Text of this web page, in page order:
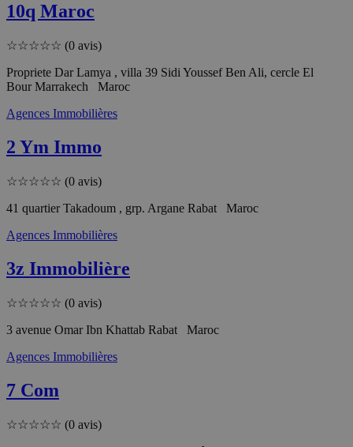
10q Maroc
☆☆☆☆☆ (0 avis)
Propriete Dar Lamya , villa 39 Sidi Youssef Ben Ali, cercle El
Bour Marrakech Maroc
Agences Immobilières
2 Ym Immo
☆☆☆☆☆ (0 avis)
41 quartier Takadoum , grp. Argane Rabat Maroc
Agences Immobilières
3z Immobilière
☆☆☆☆☆ (0 avis)
3 avenue Omar Ibn Khattab Rabat Maroc
Agences Immobilières
7 Com
☆☆☆☆☆ (0 avis)